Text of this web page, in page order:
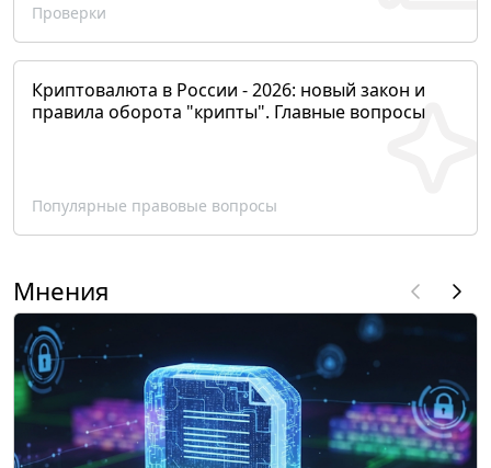
Проверки
Криптовалюта в России - 2026: новый закон и
правила оборота "крипты". Главные вопросы
Популярные правовые вопросы
Мнения